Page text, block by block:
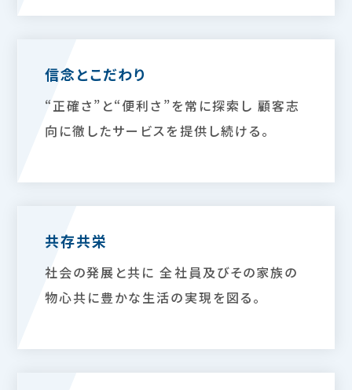
信念とこだわり
“正確さ”と“便利さ”を常に探索し 顧客志
向に徹したサービスを提供し続ける。
共存共栄
社会の発展と共に 全社員及びその家族の
物心共に豊かな生活の実現を図る。